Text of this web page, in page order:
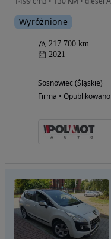
Wyróżnione
217 700 km
2021
Sosnowiec (Śląskie)
Firma • Opublikowano